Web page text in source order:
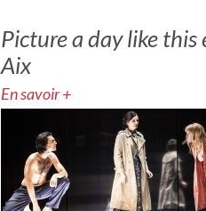
Picture a day like
Aix
En savoir +